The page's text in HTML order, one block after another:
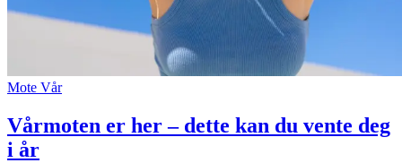
Mote Vår
Vårmoten er her – dette kan du vente deg
i år